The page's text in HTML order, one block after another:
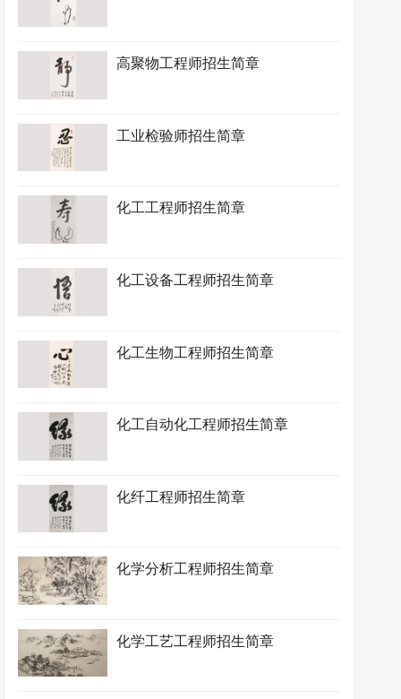
高聚物工程师招生简章
工业检验师招生简章
化工工程师招生简章
化工设备工程师招生简章
化工生物工程师招生简章
化工自动化工程师招生简章
化纤工程师招生简章
化学分析工程师招生简章
化学工艺工程师招生简章